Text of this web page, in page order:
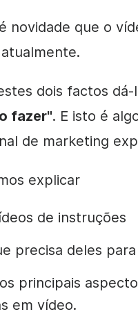
novidade que o
dois factos
fazer". E isto é
de marketing
explicar
de instruções
precisa deles
principais
em vídeo.